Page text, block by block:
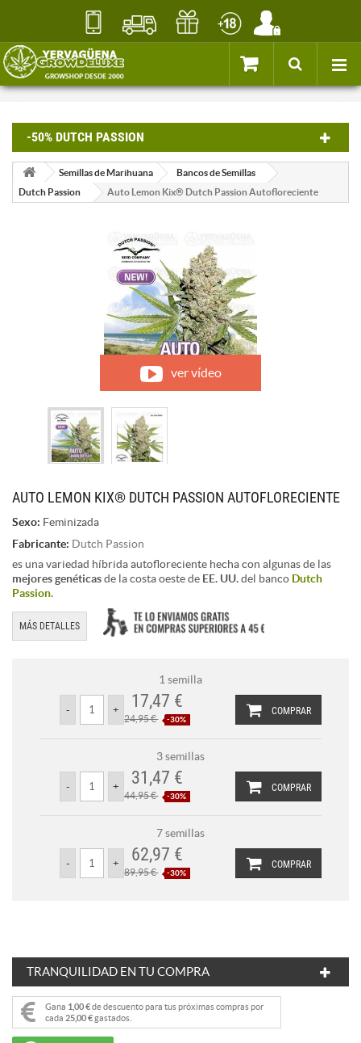
-50% DUTCH PASSION
Semillas de Marihuana
Bancos de Semillas
Dutch Passion
Auto Lemon Kix® Dutch Passion Autofloreciente
ver vídeo
AUTO LEMON KIX® DUTCH PASSION AUTOFLORECIENTE
Sexo: Feminizada
Fabricante: Dutch Passion
es una variedad híbrida autofloreciente hecha con algunas de las
mejores genéticasde la costa oeste de EE. UU.del banco Dutch
Passion.
MÁS DETALLES
1 semilla
COMPRAR
17,47 €
24,95 € -30%
3 semillas
COMPRAR
31,47 €
44,95 € -30%
7 semillas
COMPRAR
62,97 €
89,95 € -30%
TRANQUILIDAD EN TU COMPRA
Gana 1,00 €de descuento para tus próximas compras por
cada 25,00 €gastados.